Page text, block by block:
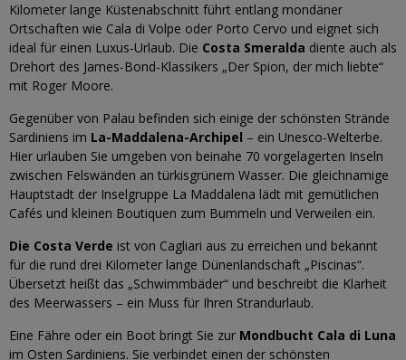
Kilometer lange Küstenabschnitt führt entlang mondäner
Ortschaften wie Cala di Volpe oder Porto Cervo und eignet sich
ideal für einen Luxus-Urlaub. Die Costa Smeralda diente auch als
Drehort des James-Bond-Klassikers „Der Spion, der mich liebte“
mit Roger Moore.
Gegenüber von Palau befinden sich einige der schönsten Strände
Sardiniens im La-Maddalena-Archipel – ein Unesco-Welterbe.
Hier urlauben Sie umgeben von beinahe 70 vorgelagerten Inseln
zwischen Felswänden an türkisgrünem Wasser. Die gleichnamige
Hauptstadt der Inselgruppe La Maddalena lädt mit gemütlichen
Cafés und kleinen Boutiquen zum Bummeln und Verweilen ein.
Die Costa Verde ist von Cagliari aus zu erreichen und bekannt
für die rund drei Kilometer lange Dünenlandschaft „Piscinas“.
Übersetzt heißt das „Schwimmbäder“ und beschreibt die Klarheit
des Meerwassers – ein Muss für Ihren Strandurlaub.
Eine Fähre oder ein Boot bringt Sie zur Mondbucht Cala di Luna
im Osten Sardiniens. Sie verbindet einen der schönsten